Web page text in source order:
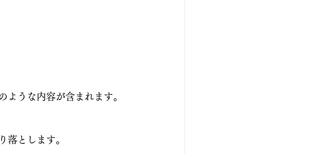
ような内容が含まれます。
落とします。